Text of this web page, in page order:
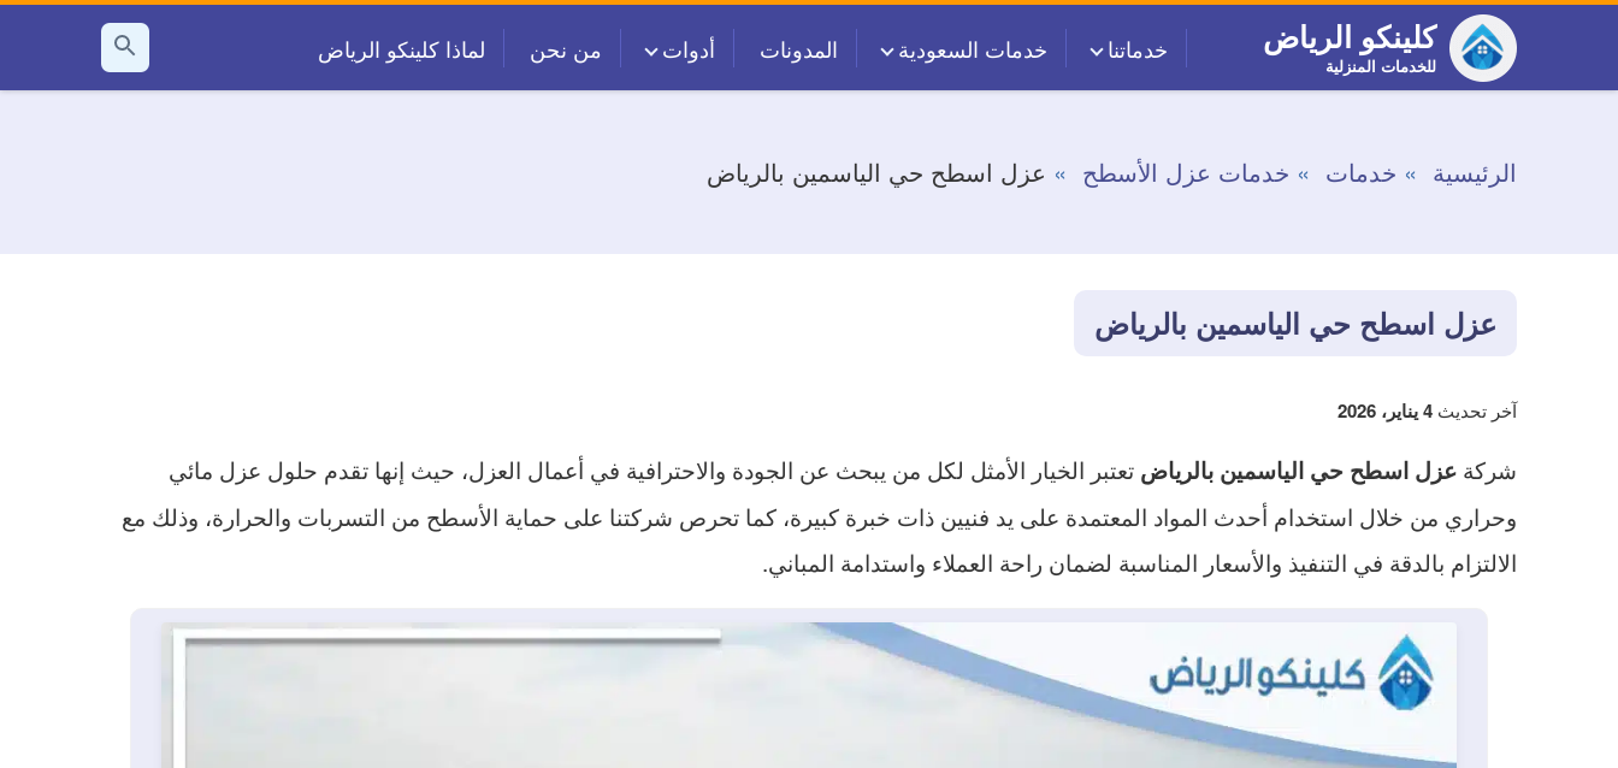
كلينكو الرياض
للخدمات المنزلية
خدماتنا خدمات السعودية المدونات أدوات من نحن لماذا كلينكو الرياض
بحث
عن
الرئيسية خدمات خدمات عزل الأسطح عزل اسطح حي الياسمين بالرياض
عزل اسطح حي الياسمين بالرياض
آخر تحديث 4 يناير، 2026
شركة عزل اسطح حي الياسمين بالرياض تعتبر الخيار الأمثل لكل من يبحث عن الجودة والاحترافية في أعمال العزل، حيث إنها تقدم حلول عزل مائي
وحراري من خلال استخدام أحدث المواد المعتمدة على يد فنيين ذات خبرة كبيرة، كما تحرص شركتنا على حماية الأسطح من التسربات والحرارة، وذلك مع
الالتزام بالدقة في التنفيذ والأسعار المناسبة لضمان راحة العملاء واستدامة المباني.